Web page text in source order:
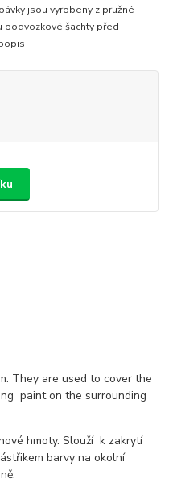
jsou vyrobeny z pružné
podvozkové šachty před
They are used to cover the
paint on the surrounding
hmoty. Slouží k zakrytí
barvy na okolní